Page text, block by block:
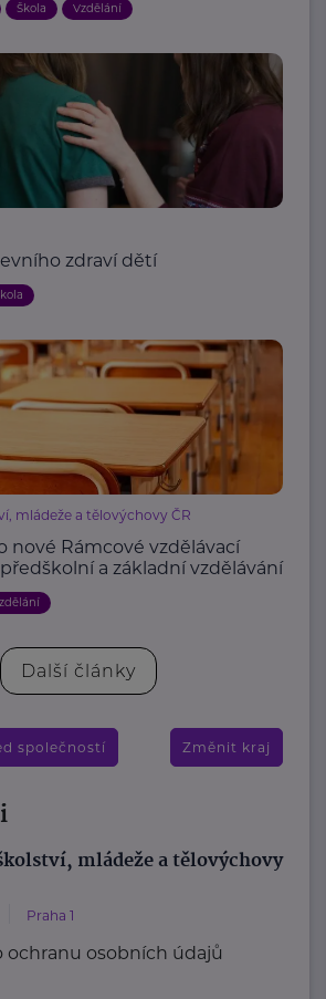
Škola Vzdělání
zdraví dětí
mládeže a tělovýchovy ČR
nové Rámcové vzdělávací
a základní vzdělávání
Další články
společností Změnit kraj
mládeže a tělovýchovy
Praha 1
ochranu osobních údajů